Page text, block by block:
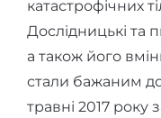
катастрофічних
Дослідницькі та
а також його
стали бажаним
травні 2017